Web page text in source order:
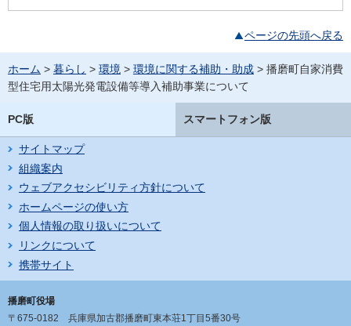
ページの先頭へ戻る
ホーム > 暮らし > 環境 > 環境に関する補助・助成 > 播磨町自家消費
型住宅用太陽光発電設備等導入補助事業について
PC版 スマートフォン版
サイトマップ
組織案内
ウェブアクセシビリティ方針について
ホームページの使い方
個人情報の取り扱いについて
リンクについて
携帯サイト
播磨町役場
〒675-0182 兵庫県加古郡播磨町東本荘1丁目5番30号